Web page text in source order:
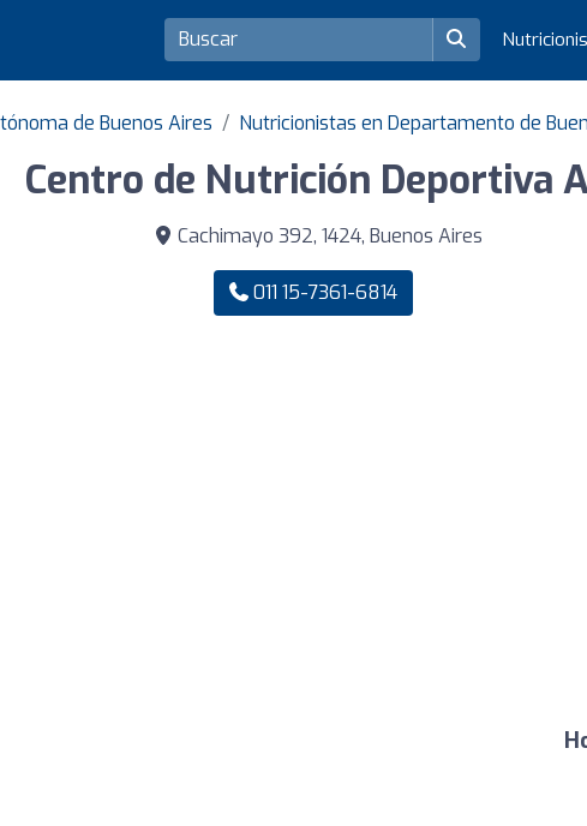
de Buenos Aires Nutricionistas en Departamento de
Centro de Nutrición Deportiva
Cachimayo 392, 1424, Buenos Aires
011 15-7361-6814